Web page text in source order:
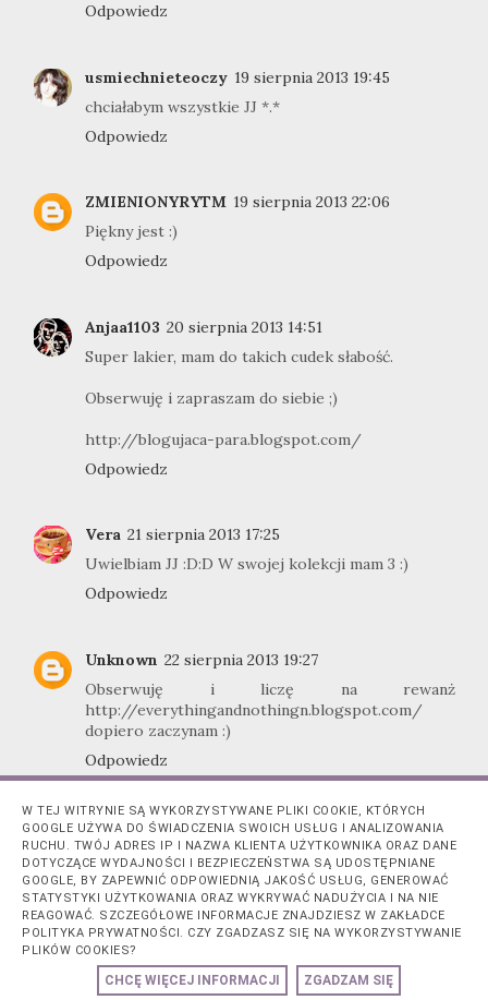
Odpowiedz
usmiechnieteoczy 19 sierpnia 2013 19:45
chciałabym wszystkie JJ *.*
Odpowiedz
ZMIENIONYRYTM 19 sierpnia 2013 22:06
Piękny jest :)
Odpowiedz
Anjaa1103 20 sierpnia 2013 14:51
Super lakier, mam do takich cudek słabość.
Obserwuję i zapraszam do siebie ;)
http://blogujaca-para.blogspot.com/
Odpowiedz
Vera 21 sierpnia 2013 17:25
Uwielbiam JJ :D:D W swojej kolekcji mam 3 :)
Odpowiedz
Unknown 22 sierpnia 2013 19:27
Obserwuję i liczę na rewanż
http://everythingandnothingn.blogspot.com/
dopiero zaczynam :)
Odpowiedz
Delishe 23 sierpnia 2013 16:16
Genialnie wygląda to zdobienie :)
Odpowiedz
W TEJ WITRYNIE SĄ WYKORZYSTYWANE PLIKI COOKIE, KTÓRYCH
GOOGLE UŻYWA DO ŚWIADCZENIA SWOICH USŁUG I ANALIZOWANIA
RUCHU. TWÓJ ADRES IP I NAZWA KLIENTA UŻYTKOWNIKA ORAZ DANE
DOTYCZĄCE WYDAJNOŚCI I BEZPIECZEŃSTWA SĄ UDOSTĘPNIANE
GOOGLE, BY ZAPEWNIĆ ODPOWIEDNIĄ JAKOŚĆ USŁUG, GENEROWAĆ
STATYSTYKI UŻYTKOWANIA ORAZ WYKRYWAĆ NADUŻYCIA I NA NIE
REAGOWAĆ. SZCZEGÓŁOWE INFORMACJE ZNAJDZIESZ W ZAKŁADCE
POLITYKA PRYWATNOŚCI. CZY ZGADZASZ SIĘ NA WYKORZYSTYWANIE
PLIKÓW COOKIES?
CHCĘ WIĘCEJ INFORMACJI ZGADZAM SIĘ